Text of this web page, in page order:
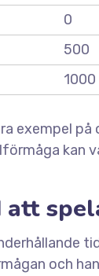
0
500
1000
exempel
kan
att
och